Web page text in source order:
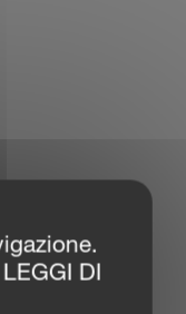
DI